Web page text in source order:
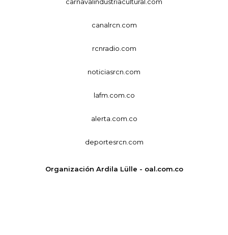
canalrcn.com
rcnradio.com
noticiasrcn.com
lafm.com.co
alerta.com.co
deportesrcn.com
Organización Ardila Lülle - oal.com.co